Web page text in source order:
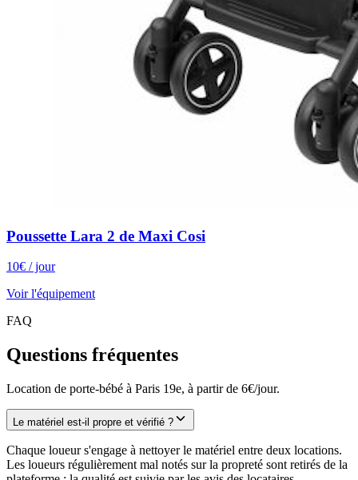
Poussette Lara 2 de Maxi Cosi
10€ / jour
Voir l'équipement
FAQ
Questions fréquentes
Location de porte-bébé à Paris 19e, à partir de 6€/jour.
Le matériel est-il propre et vérifié ?
Chaque loueur s'engage à nettoyer le matériel entre deux locations.
Les loueurs régulièrement mal notés sur la propreté sont retirés de la